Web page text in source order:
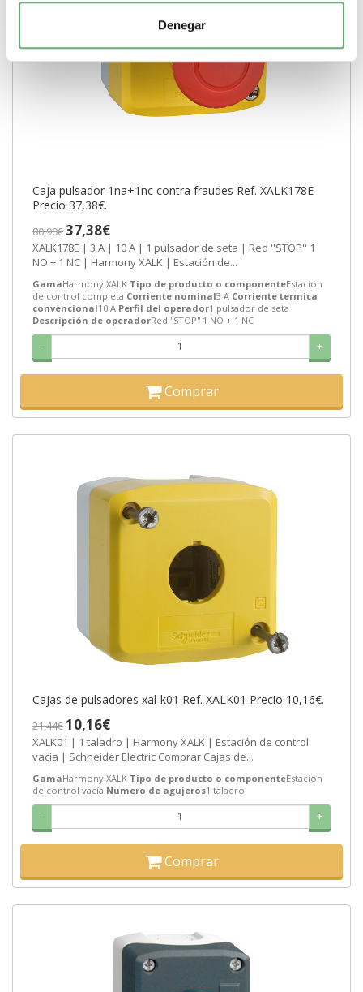
Denegar
Caja pulsador 1na+1nc contra fraudes Ref. XALK178E
Precio 37,38€.
80,90€37,38€
XALK178E | 3 A | 10 A | 1 pulsador de seta | Red ''STOP'' 1
NO + 1 NC | Harmony XALK | Estación de...
GamaHarmony XALK Tipo de producto o componenteEstación
de control completa Corriente nominal3 A Corriente termica
convencional10 A Perfil del operador1 pulsador de seta
Descripción de operadorRed ''STOP'' 1 NO + 1 NC
- +
Comprar
Cajas de pulsadores xal-k01 Ref. XALK01 Precio 10,16€.
21,44€10,16€
XALK01 | 1 taladro | Harmony XALK | Estación de control
vacía | Schneider Electric Comprar Cajas de...
GamaHarmony XALK Tipo de producto o componenteEstación
de control vacía Numero de agujeros1 taladro
- +
Comprar